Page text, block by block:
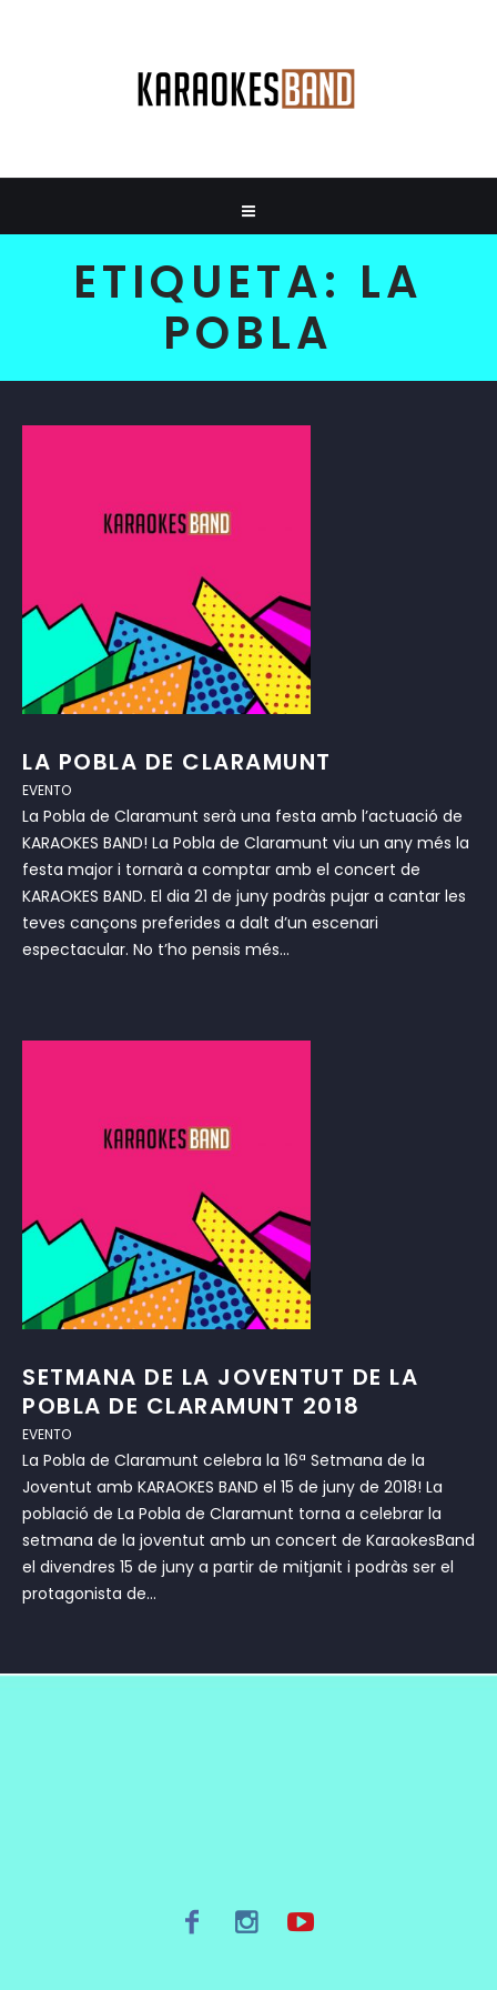
ETIQUETA: LA
POBLA
LA POBLA DE CLARAMUNT
EVENTO
La Pobla de Claramunt serà una festa amb l’actuació de
KARAOKES BAND! La Pobla de Claramunt viu un any més la
festa major i tornarà a comptar amb el concert de
KARAOKES BAND. El dia 21 de juny podràs pujar a cantar les
teves cançons preferides a dalt d’un escenari
espectacular. No t’ho pensis més...
SETMANA DE LA JOVENTUT DE LA
POBLA DE CLARAMUNT 2018
EVENTO
La Pobla de Claramunt celebra la 16ª Setmana de la
Joventut amb KARAOKES BAND el 15 de juny de 2018! La
població de La Pobla de Claramunt torna a celebrar la
setmana de la joventut amb un concert de KaraokesBand
el divendres 15 de juny a partir de mitjanit i podràs ser el
protagonista de...